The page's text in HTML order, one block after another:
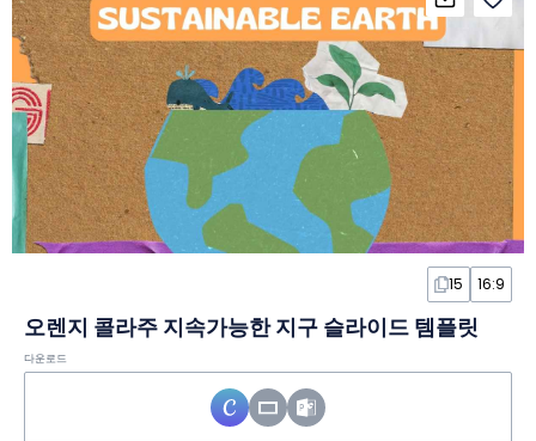
15 16:9
오렌지 콜라주 지속가능한 지구 슬라이드 템플릿
다운로드